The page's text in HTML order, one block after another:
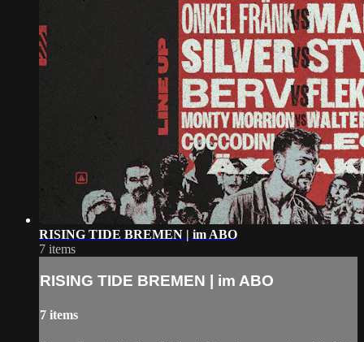
RISING TIDE BREMEN | im ABO
7 items
RISING TIDE BREMEN | im ABO
7 items